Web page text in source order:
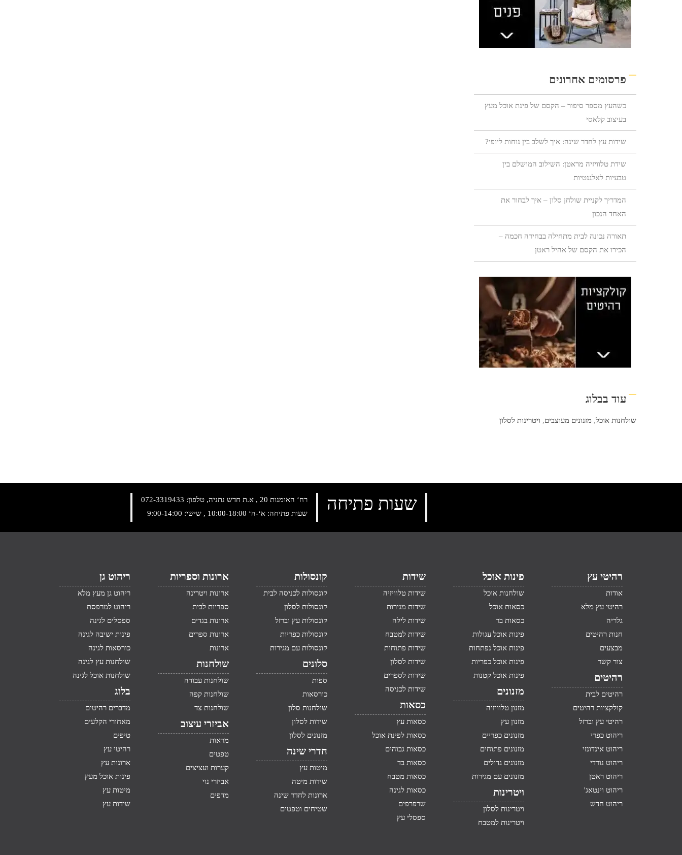
פרסומים אחרונים
כשהעץ מספר סיפור – הקסם של פינת אוכל מעץ
בעיצוב קלאסי
שידות עץ לחדר שינה: איך לשלב בין נוחות ליופי?
שידת טלוויזיה מראטן: השילוב המושלם בין
טבעיות לאלגנטיות
המדריך לקניית שולחן סלון – איך לבחור את
האחד הנכון
תאורה נכונה לבית מתחילה בבחירה חכמה –
הכירו את הקסם של אהיל ראטן
עוד בבלוג
שולחנות אוכל, מזנונים מעוצבים, ויטרינות לסלון
רח‘ האומנות 20 , א.ת חדש נתניה, טלפון:
072-3319433
שעות פתיחה: א‘-ה‘ 10:00-18:00 , שישי: 9:00-14:00
שעות פתיחה
רהיטי עץ
אודות
רהיטי עץ מלא
גלריה
חנות רהיטים
מבצעים
צור קשר
רהיטים
רהיטים לבית
קולקציות רהיטים
רהיטי עץ וברזל
ריהוט כפרי
ריהוט אינדונזי
ריהוט נורדי
ריהוט ראטן
ריהוט וינטאג'
ריהוט חדש
פינות אוכל
שולחנות אוכל
כסאות אוכל
כסאות בר
פינות אוכל עגולות
פינות אוכל נפתחות
פינות אוכל כפריות
פינות אוכל קטנות
מזנונים
מזנון טלוויזיה
מזנון עץ
מזנונים כפריים
מזנונים פתוחים
מזנונים גדולים
מזנונים עם מגירות
ויטרינות
ויטרינות לסלון
ויטרינות למטבח
שידות
שידות טלוויזיה
שידות מגירות
שידות לילה
שידות למטבח
שידות פתוחות
שידות לסלון
שידות לספרים
שידות לכניסה
כסאות
כסאות עץ
כסאות לפינת אוכל
כסאות גבוהים
כסאות בד
כסאות מטבח
כסאות לגינה
שרפרפים
ספסלי עץ
קונסולות
קונסולות לכניסה לבית
קונסולות לסלון
קונסולות עץ וברזל
קונסולות כפריות
קונסולות עם מגירות
סלונים
ספות
כורסאות
שולחנות סלון
שידות לסלון
מזנונים לסלון
חדרי שינה
מיטות עץ
שידות מיטה
ארונות לחדר שינה
שטיחים וטפטים
ארונות וספריות
ארונות ויטרינה
ספריות לבית
ארונות בגדים
ארונות ספרים
ארונות
שולחנות
שולחנות עבודה
שולחנות קפה
שולחנות צד
אביזרי עיצוב
מראות
טפטים
קערות ועציצים
אביזרי נוי
מדפים
ריהוט גן
ריהוט גן מעץ מלא
ריהוט למרפסת
ספסלים לגינה
פינות ישיבה לגינה
כורסאות לגינה
שולחנות עץ לגינה
שולחנות אוכל לגינה
בלוג
מדברים רהיטים
מאחורי הקלעים
טיפים
רהיטי עץ
ארונות עץ
פינות אוכל מעץ
מיטות עץ
שידות עץ